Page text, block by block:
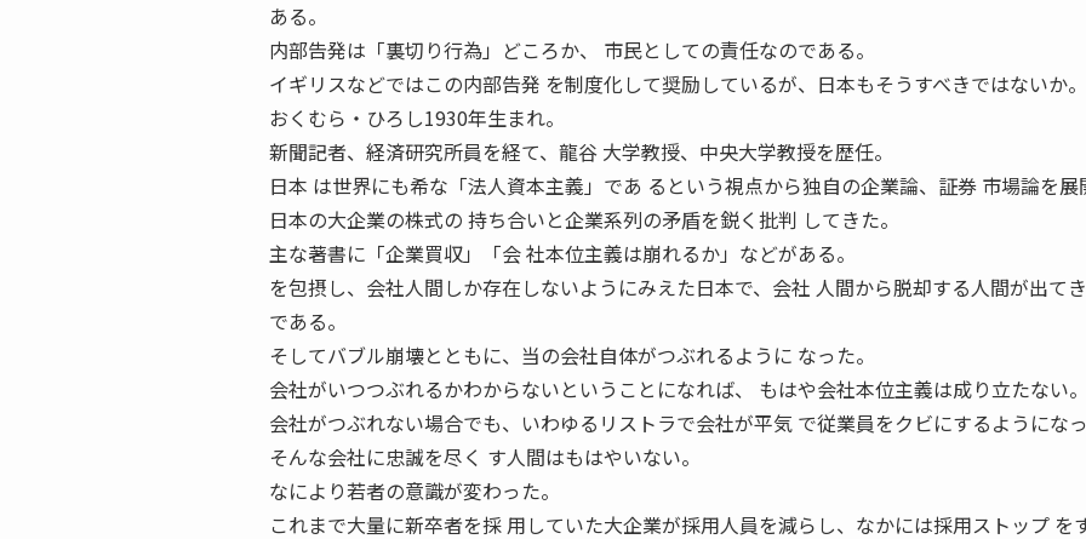
ある。
内部告発は「裏切り行為」どころか、 市民としての責任なのである。
イギリスなどではこの内部告発 を制度化して奨励しているが、日本もそうすべきではないか。
おくむら・ひろし1930年生まれ。
新聞記者、経済研究所員を経て、龍谷 大学教授、中央大学教授を歴任。
日本 は世界にも希な「法人資本主義」であ るという視点から独自の企業論、証券 市場論を展
日本の大企業の株式の 持ち合いと企業系列の矛盾を鋭く批判 してきた。
主な著書に「企業買収」「会 社本位主義は崩れるか」などがある。
を包摂し、会社人間しか存在しないようにみえた日本で、会社 人間から脱却する人間が出て
である。
そしてバブル崩壊とともに、当の会社自体がつぶれるように なった。
会社がいつつぶれるかわからないということになれば、 もはや会社本位主義は成り立たない。
会社がつぶれない場合でも、いわゆるリストラで会社が平気 で従業員をクビにするようになっ
そんな会社に忠誠を尽く す人間はもはやいない。
なにより若者の意識が変わった。
これまで大量に新卒者を採 用していた大企業が採用人員を減らし、なかには採用ストップ を